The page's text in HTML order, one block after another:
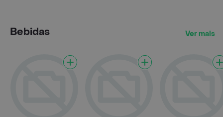
Bebidas Ver mais